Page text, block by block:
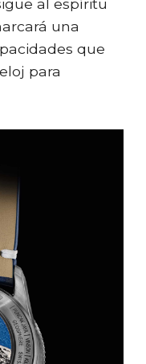
al espíritu
una
que
para